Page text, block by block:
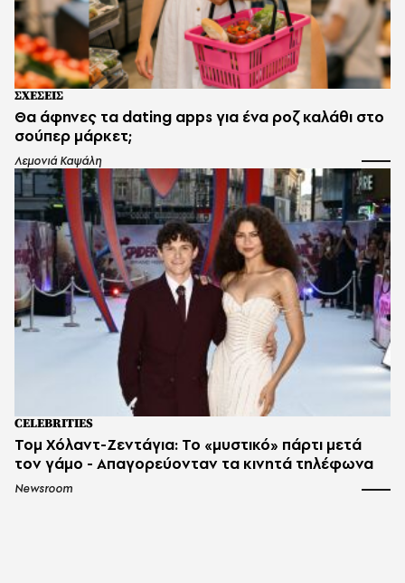
ΣΧΕΣΕΙΣ
Θα άφηνες τα dating apps για ένα ροζ καλάθι στο
σούπερ μάρκετ;
Λεμονιά Καψάλη
CELEBRITIES
Τομ Χόλαντ-Ζεντάγια: Το «μυστικό» πάρτι μετά
τον γάμο - Απαγορεύονταν τα κινητά τηλέφωνα
Newsroom